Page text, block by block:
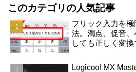
このカテゴリの人気記事
フリック入力を
法。濁点、促音
しても正しく変換
Logicool MX